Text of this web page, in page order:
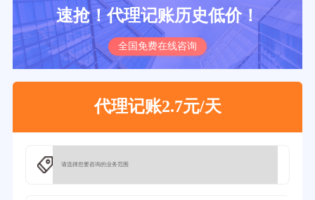
速抢！代理记账历史低价！
全国免费在线咨询
代理记账2.7元/天